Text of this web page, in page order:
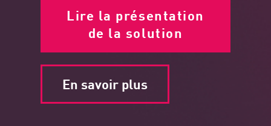
Lire la présentation
de la solution
En savoir plus